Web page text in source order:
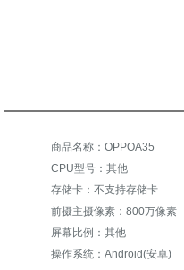
商品名称：OPPOA35
CPU型号：其他
存储卡：不支持存储卡
前摄主摄像素：800万像素
屏幕比例：其他
操作系统：Android(安卓)